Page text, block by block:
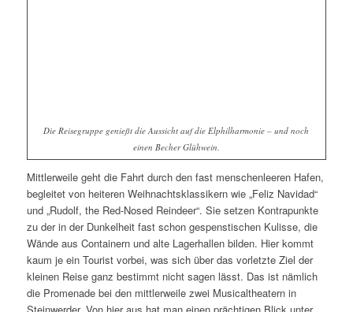
Die Reisegruppe genießt die Aussicht auf die Elphilharmonie – und noch
einen Becher Glühwein.
Mittlerweile geht die Fahrt durch den fast menschenleeren Hafen,
begleitet von heiteren Weihnachtsklassikern wie „Feliz Navidad“
und „Rudolf, the Red-Nosed Reindeer“. Sie setzen Kontrapunkte
zu der in der Dunkelheit fast schon gespenstischen Kulisse, die
Wände aus Containern und alte Lagerhallen bilden. Hier kommt
kaum je ein Tourist vorbei, was sich über das vorletzte Ziel der
kleinen Reise ganz bestimmt nicht sagen lässt. Das ist nämlich
die Promenade bei den mittlerweile zwei Musicaltheatern in